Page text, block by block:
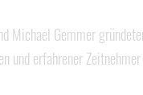
Michael Gemmer
und erfahrener